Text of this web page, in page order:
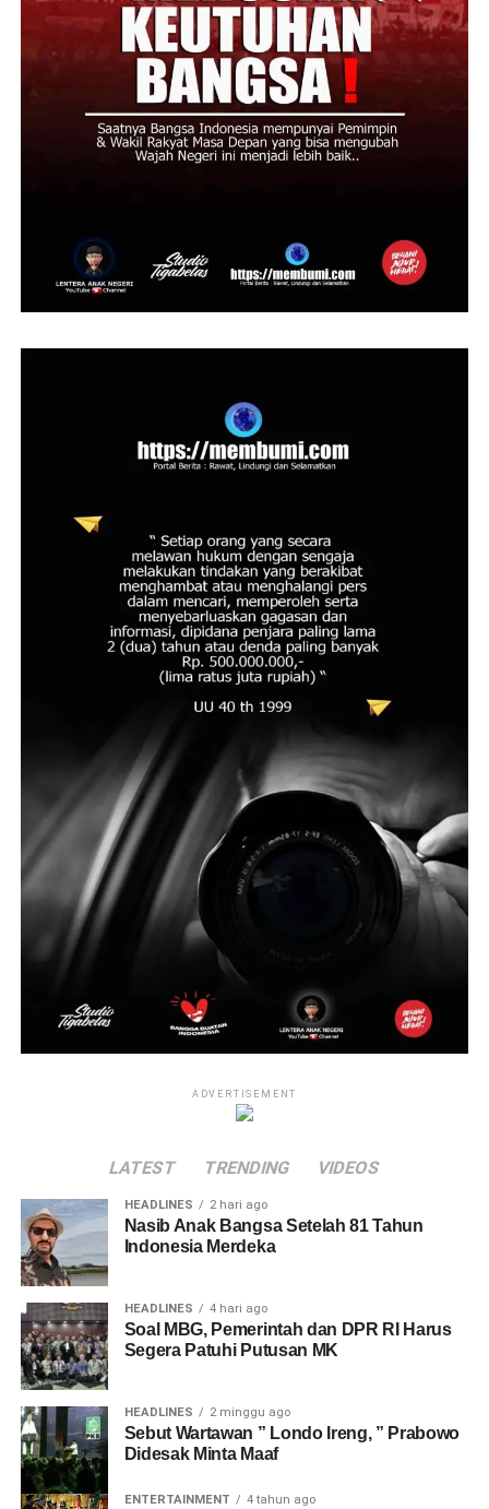
ADVERTISEMENT
LATEST TRENDING VIDEOS
HEADLINES 2 hari ago
Nasib Anak Bangsa Setelah 81 Tahun
Indonesia Merdeka
HEADLINES 4 hari ago
Soal MBG, Pemerintah dan DPR RI Harus
Segera Patuhi Putusan MK
HEADLINES 2 minggu ago
Sebut Wartawan ” Londo Ireng, ” Prabowo
Didesak Minta Maaf
ENTERTAINMENT 4 tahun ago